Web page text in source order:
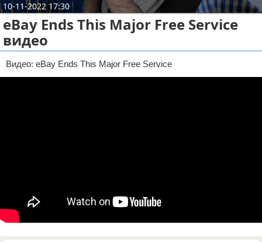
Тест-драйв
aliexpress
ebay
Размещение рекламы
Для правообладателей
Условия предоставления информации
10-11-2022 17:30
eBay Ends This Major Free Service
видео
Видео: eBay Ends This Major Free Service